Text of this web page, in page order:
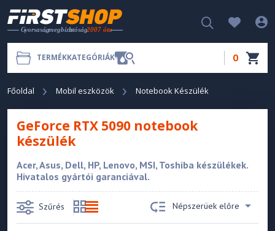
TERMÉKKATEGÓRIÁK 0
Főoldal Mobil eszközök Notebook Készülék
GeForce RTX 5090 notebook
készülék
Acer, Asus, Dell, HP, Lenovo, MSI, Toshiba készülékek.
Hivatalos gyártói garanciával.
Szűrés Népszerüek előre